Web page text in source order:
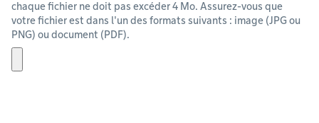
chaque fichier ne doit pas excéder 4 Mo. Assurez-vous que
votre fichier est dans l'un des formats suivants : image (JPG ou
PNG) ou document (PDF).